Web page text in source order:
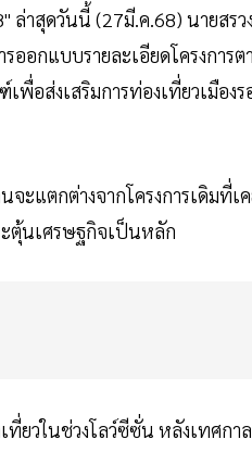
ล่าสุดวันนี้ (27มี.ค.68) นายสร
ออกแบบรายละเอียดโครงการ
อส่งเสริมการท่องเที่ยวเมือง
ะแตกต่างจากโครงการเดิมที่
ตุ้นเศรษฐกิจเป็นหลัก
ที่ยวในช่วงโลว์ซีซั่น หลังเทศ